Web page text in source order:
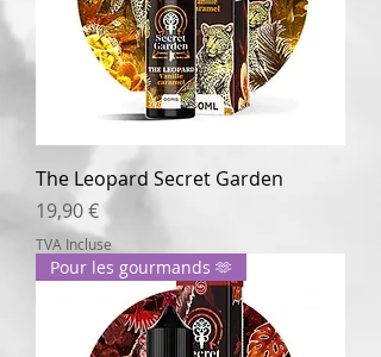
The Leopard Secret Garden
Prix
19,90 €
TVA Incluse
Pour les gourmands 🫶